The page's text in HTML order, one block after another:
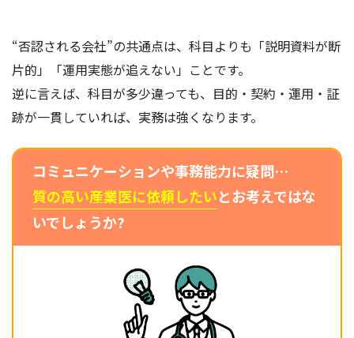
“否認される会社”の共通点は、科目よりも「説明資料が断
片的」「運用実態が追えない」ことです。
逆に言えば、科目が多少違っても、目的・契約・運用・証
跡が一貫していれば、実務は強くなります。
コミュニケーションや事務能力に疑問…
質の高い産業医に依頼したいとお考えではな
いでしょうか?